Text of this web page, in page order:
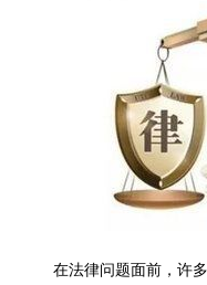
在法律问题面前，许